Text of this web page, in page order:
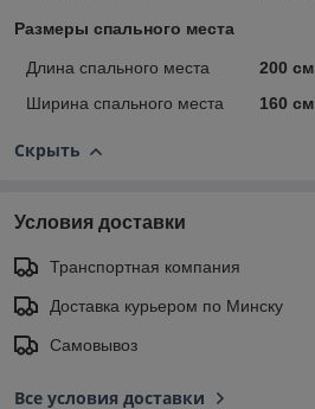
Размеры спального места
Длина спального места
200 см
Ширина спального места
160 см
Скрыть
Условия доставки
Транспортная компания
Доставка курьером по Минску
Самовывоз
Все условия доставки